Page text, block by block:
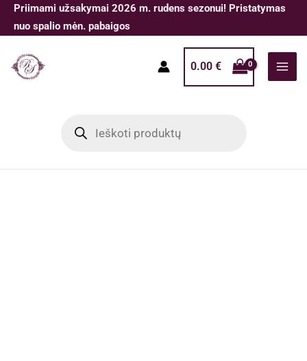
Pereiti
prie
Priimami užsakymai 2026 m. rudens sezonui! Pristatymas
nuo spalio mėn. pabaigos
0.00 €
search